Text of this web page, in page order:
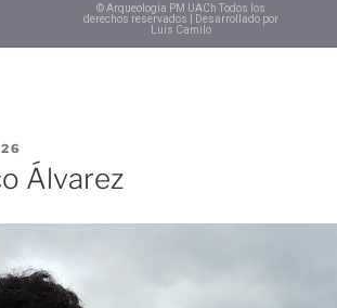
© Arqueología PM UACh Todos los
derechos reservados | Desarrollado por
Luis Camilo
Álvarez